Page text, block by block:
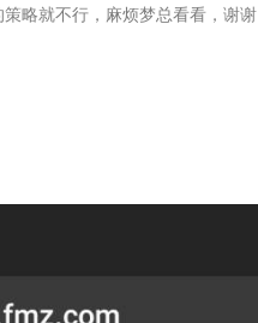
略就不行，麻烦梦总看看，谢谢